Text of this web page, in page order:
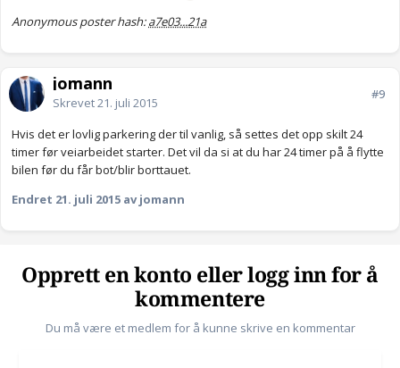
Anonymous poster hash:a7e03...21a
jomann
Skrevet21. juli 2015
#9
Hvis det er lovlig parkering der til vanlig, så settes det opp skilt 24
timer før veiarbeidet starter. Det vil da si at du har 24 timer på å flytte
bilen før du får bot/blir borttauet.
Endret 21. juli 2015 av jomann
Opprett en konto eller logg inn for å
kommentere
Du må være et medlem for å kunne skrive en kommentar